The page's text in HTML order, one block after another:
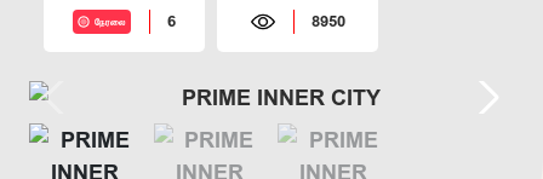
நேரலை 6 8950